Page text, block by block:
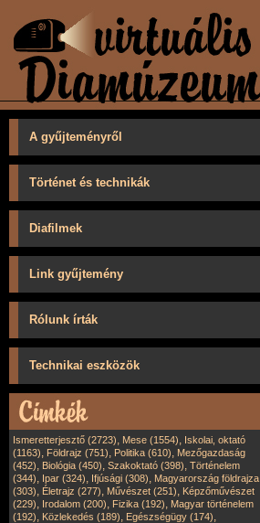
A gyűjteményről
Történet és technikák
Diafilmek
Link gyűjtemény
Rólunk írták
Technikai eszközök
Ismeretterjesztő (2723), Mese (1554), Iskolai, oktató
(1163), Földrajz (751), Politika (610), Mezőgazdaság
(452), Biológia (450), Szakoktató (398), Történelem
(344), Ipar (324), Ifjúsági (308), Magyarország földrajza
(303), Életrajz (277), Művészet (251), Képzőművészet
(229), Irodalom (200), Fizika (192), Magyar történelem
(192), Közlekedés (189), Egészségügy (174),